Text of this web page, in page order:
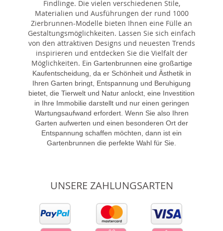
Findlinge. Die vielen verschiedenen Stile,
Materialien und Ausführungen der rund 1000
Zierbrunnen-Modelle bieten Ihnen eine Fülle an
Gestaltungsmöglichkeiten. Lassen Sie sich einfach
von den attraktiven Designs und neuesten Trends
inspirieren und entdecken Sie die Vielfalt der
Möglichkeiten. Ein Gartenbrunnen eine großartige
Kaufentscheidung, da er Schönheit und Ästhetik in
Ihren Garten bringt, Entspannung und Beruhigung
bietet, die Tierwelt und Natur anlockt, eine Investition
in Ihre Immobilie darstellt und nur einen geringen
Wartungsaufwand erfordert. Wenn Sie also Ihren
Garten aufwerten und einen besonderen Ort der
Entspannung schaffen möchten, dann ist ein
Gartenbrunnen die perfekte Wahl für Sie.
UNSERE ZAHLUNGSARTEN